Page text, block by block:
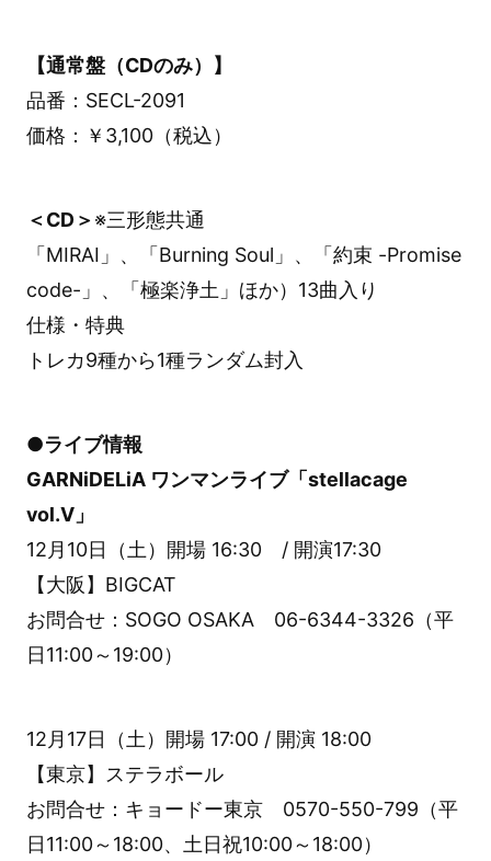
【通常盤（CDのみ）】
品番：SECL-2091
価格：￥3,100（税込）
＜CD＞※三形態共通
「MIRAI」、「Burning Soul」、「約束 -Promise
code-」、「極楽浄土」ほか）13曲入り
仕様・特典
トレカ9種から1種ランダム封入
●ライブ情報
GARNiDELiA ワンマンライブ「stellacage
vol.Ⅴ」
12月10日（土）開場 16:30 / 開演17:30
【大阪】BIGCAT
お問合せ：SOGO OSAKA 06-6344-3326（平
日11:00～19:00）
12月17日（土）開場 17:00 / 開演 18:00
【東京】ステラボール
お問合せ：キョードー東京 0570-550-799（平
日11:00～18:00、土日祝10:00～18:00）